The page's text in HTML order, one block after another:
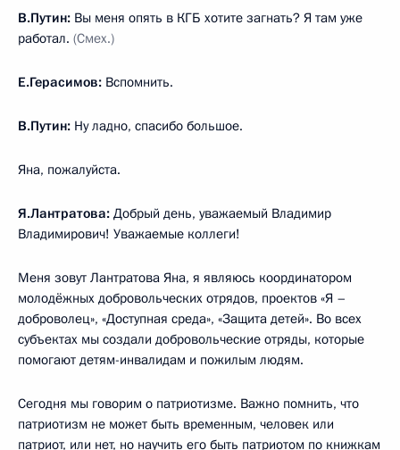
В.Путин: Вы меня опять в КГБ хотите загнать? Я там уже
работал. (Смех.)
Е.Герасимов: Вспомнить.
В.Путин: Ну ладно, спасибо большое.
Яна, пожалуйста.
Я.Лантратова: Добрый день, уважаемый Владимир
Владимирович! Уважаемые коллеги!
Меня зовут Лантратова Яна, я являюсь координатором
молодёжных добровольческих отрядов, проектов «Я –
доброволец», «Доступная среда», «Защита детей». Во всех
субъектах мы создали добровольческие отряды, которые
помогают детям-инвалидам и пожилым людям.
Сегодня мы говорим о патриотизме. Важно помнить, что
патриотизм не может быть временным, человек или
патриот, или нет, но научить его быть патриотом по книжкам